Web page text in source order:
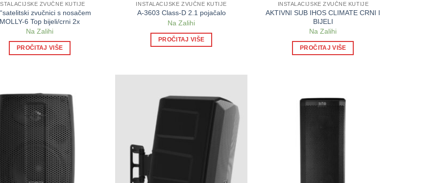
ZVUČNE KUTIJE
zvučnici s nosačem
MOLLY-6 Top bijeli/crni 2x
Na Zalihi
PROČITAJ VIŠE
INSTALACIJSKE ZVUČNE KUTIJE
A-3603 Class-D 2.1 pojačalo
Na Zalihi
PROČITAJ VIŠE
INSTALACIJSKE ZVUČNE KUTIJE
AKTIVNI SUB IHOS CLIMATE CRNI I
BIJELI
Na Zalihi
PROČITAJ VIŠE